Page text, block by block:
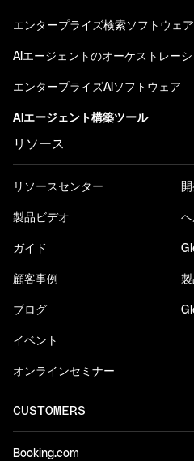
エンタープライズ検索ソフトウェア
AIエージェントのオーケストレーシ
エンタープライズAIソフトウェア
AIエージェント構築ツール
リソース
リソースセンター
製品ビデオ
ガイド
顧客事例
ブログ
イベント
オンラインセミナー
製
CUSTOMERS
Booking.com